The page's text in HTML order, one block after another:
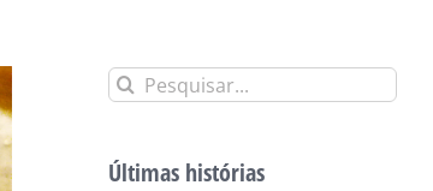
Buscar
Últimas histórias